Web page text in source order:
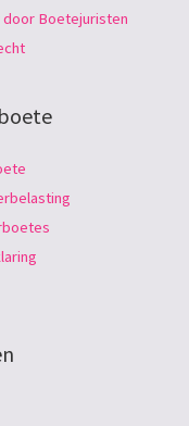
door Boetejuristen